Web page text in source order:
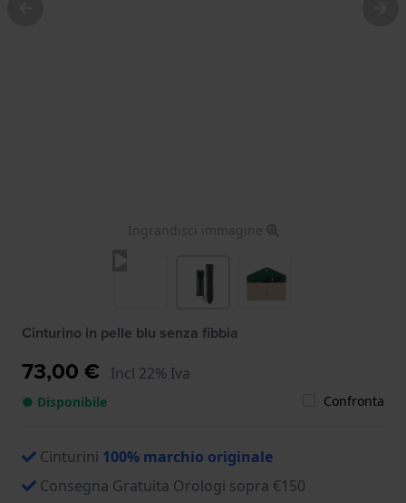
Ingrandisci immagine
Cinturino in pelle blu senza fibbia
73,00 € Incl 22% Iva
● Disponibile Confronta
Cinturini 100% marchio originale
Consegna Gratuita Orologi sopra €150